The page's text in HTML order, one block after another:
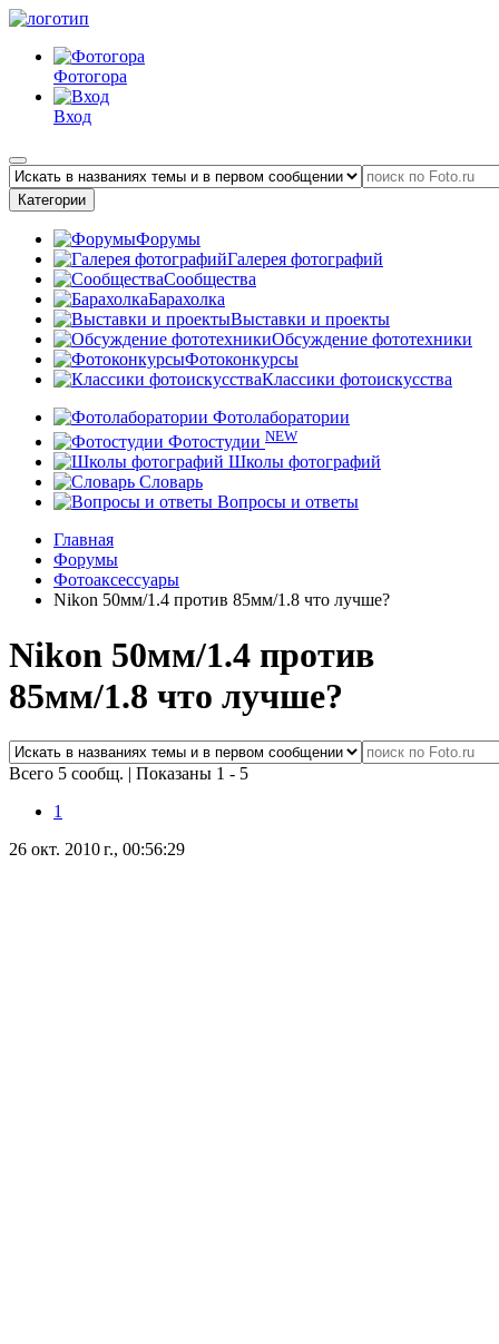
Фотогора
Вход
Категории
Форумы
Галерея фотографий
Сообщества
Барахолка
Выставки и проекты
Обсуждение фототехники
Фотоконкурсы
Классики фотоискусства
Фотолаборатории
Фотостудии NEW
Школы фотографий
Словарь
Вопросы и ответы
Главная
Форумы
Фотоаксессуары
Nikon 50мм/1.4 против 85мм/1.8 что лучше?
Nikon 50мм/1.4 против
85мм/1.8 что лучше?
Всего 5 сообщ. | Показаны 1 - 5
1
26 окт. 2010 г., 00:56:29